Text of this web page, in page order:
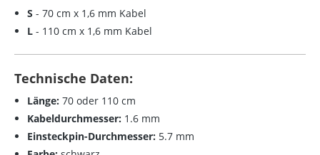
S - 70 cm x 1,6 mm Kabel
L - 110 cm x 1,6 mm Kabel
Technische Daten:
Länge: 70 oder 110 cm
Kabeldurchmesser: 1.6 mm
Einsteckpin-Durchmesser: 5.7 mm